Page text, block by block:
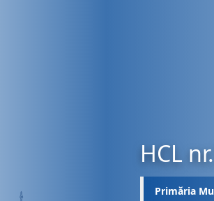
HCL
Primăria